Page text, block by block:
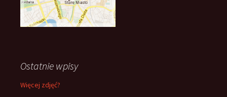
Ostatnie wpisy
Więcej zdjęć?